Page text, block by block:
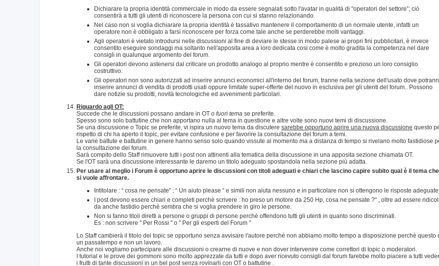
Dichiarare la propria identità commerciale in modo da essere segnalati sotto l'avatar in qualità di "operatori del settore”; ciò
consentirà a tutti gli utenti di riconoscere la persona con cui si stanno relazionando.
Nel caso non si voglia dichiarare la propria identità è tassativo mantenere il comportamento di un normale utente, infatti un
operatore non è obbligato a farsi riconoscere per forza come tale anche se perderebbe molti vantaggi.
Agli operatori è vietato introdursi nelle discussioni al fine di deviare le stesse in modo palese ai propri fini pubblicitari, è invece
consentito eseguire sondaggi ma soltanto nell'apposita area a loro dedicata cosi come è molto gradita la competenza nel dare
consigli in qualunque argomento del forum.
Gli operatori devono astenersi dal criticare un prodotto analogo al proprio mentre è consentito e prezioso un loro consiglio
costruttivo.
Gli operatori non sono autorizzati ad inserire annunci economici all'interno del forum, tranne nella sezione dell'usato dove
inserire annunci di vendita di prodotti usati oppure limitate super-offerte del nuovo in esclusiva per gli utenti del forum.. Possono
dare notizie su prodotti, novità tecnologiche ed avvenimenti particolari.
Riguardo agli OT:
Succede che le discussioni possano andare in OT o fuori tema se preferite.
Spesso sono solo battutine che non apportano nulla al tema in questione e altre volte sono nuovi temi di discussione.
Se una discussione o Topic se preferite, vi ispira un nuovo tema da discutere sarebbe opportuno aprire una nuova discussione questo
rispetto di chi ha aperto il topic, per evitare confusione e per favorire la consultazione del forum a temi.
Le varie battute e battutine in genere hanno senso solo quando vissute al momento ma a distanza di tempo si rivelano molto fastidiose
la consultazione dei forum.
Sarà compito dello Staff rimuovere tutti i post non attinenti alla tematica della discussione in una apposita sezione chiamata OT.
Se l'OT sarà una discussione interessante le daremo un titolo adeguato spostandola nella sezione più adatta.
Per usare al meglio i Forum è opportuno aprire le discussioni con titoli adeguati e chiari che lascino capire subito qual è il tema che
si vuole affrontare.
Intitolare : “ cosa ne pensate” ; “ Un aiuto please “ e simili non aiuta nessuno e in particolare non si ottengono le risposte adeguate.
I post devono essere chiari e completi perchè scrivere : ho preso un motore da 250 Hp, cosa ne pensate ?" , oltre ad essere
da anche fastidio perchè sembra che si voglia prendere in giro le persone.
Non si fanno titoli diretti a persone o gruppi di persone perchè offendono tutti gli utenti in quanto sono discriminati.
Es : non scrivere " Per Rossi " o " Per gli esperti del Forum "
Lo Staff cambierà il titolo dei topic se opportuno senza avvisare l'autore perchè non abbiamo molto tempo a disposizione perchè questo
un passatempo e non un lavoro.
Anche noi vogliamo partecipare alle discussioni o crearne di nuove e non dover intervenire come correttori di topic o moderatori.
I tutorial e le prove dei gommoni sono molto apprezzate da tutti e dopo aver ricevuto consigli dal forum farebbe molto piacere a tutti
i frutti di tante discussioni in un bel post senza rovinarli con OT o battutine .